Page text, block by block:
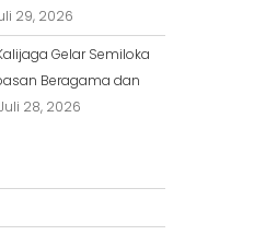
29, 2026
Gelar Semiloka
Beragama dan
28, 2026